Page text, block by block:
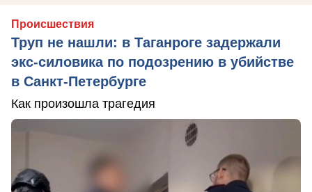
Происшествия
Труп не нашли: в Таганроге задержали
экс-силовика по подозрению в убийстве
в Санкт-Петербурге
Как произошла трагедия